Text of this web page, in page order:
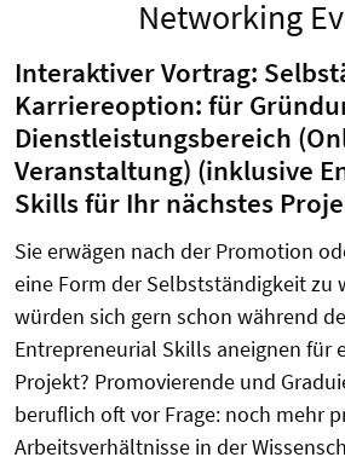
Networking
Interaktiver Vortrag:
Karriereoption: für
Dienstleistungsbereich
Veranstaltung) (inklusive
Skills für Ihr nächstes
Sie erwägen nach der Promotion
eine Form der Selbstständigkeit zu
würden sich gern schon während
Entrepreneurial Skills aneignen für
Projekt? Promovierende und
beruflich oft vor Frage: noch mehr
Arbeitsverhältnisse in der